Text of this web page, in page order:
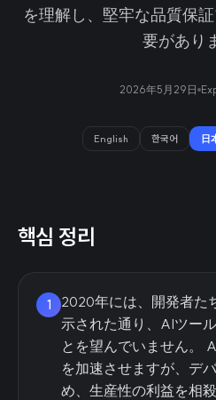
を理解し、堅牢な品質保
要があり
2026年5月29日
English 한국어 日
핵심 정리
1
2020年には、開発者た
示された通り、AIツー
とを望んでいません。
を加速させますが、デ
め、生産性の利益を相